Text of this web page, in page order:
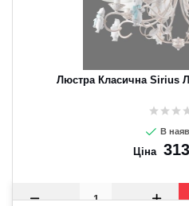
Люстра Класична Sirius
В
Ціна